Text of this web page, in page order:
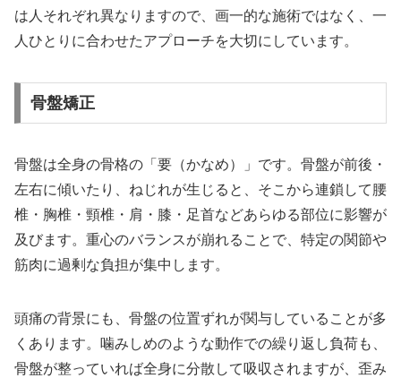
は人それぞれ異なりますので、画一的な施術ではなく、一
人ひとりに合わせたアプローチを大切にしています。
骨盤矯正
骨盤は全身の骨格の「要（かなめ）」です。骨盤が前後・
左右に傾いたり、ねじれが生じると、そこから連鎖して腰
椎・胸椎・頸椎・肩・膝・足首などあらゆる部位に影響が
及びます。重心のバランスが崩れることで、特定の関節や
筋肉に過剰な負担が集中します。
頭痛の背景にも、骨盤の位置ずれが関与していることが多
くあります。噛みしめのような動作での繰り返し負荷も、
骨盤が整っていれば全身に分散して吸収されますが、歪み